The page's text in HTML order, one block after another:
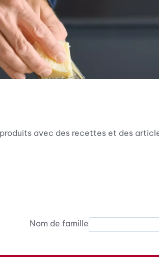
avec des recettes et des
Nom de famille